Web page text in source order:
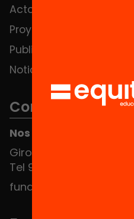
Actos
Proyectos
Publicaciones y vídeos
Noticias
Contacto
Nos puedes encontrar
Girona 34, interior
Tel 934 588 700
fundacio@equitat.org